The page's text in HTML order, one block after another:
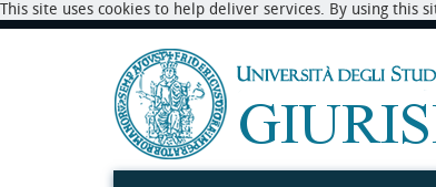
This site uses cookies to help deliver services. By using this